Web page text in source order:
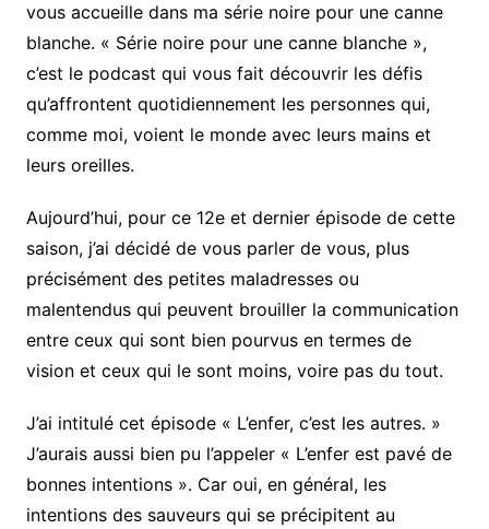
vous accueille dans ma série noire pour une canne
blanche. « Série noire pour une canne blanche »,
c’est le podcast qui vous fait découvrir les défis
qu’affrontent quotidiennement les personnes qui,
comme moi, voient le monde avec leurs mains et
leurs oreilles.
Aujourd’hui, pour ce 12e et dernier épisode de cette
saison, j’ai décidé de vous parler de vous, plus
précisément des petites maladresses ou
malentendus qui peuvent brouiller la communication
entre ceux qui sont bien pourvus en termes de
vision et ceux qui le sont moins, voire pas du tout.
J’ai intitulé cet épisode « L’enfer, c’est les autres. »
J’aurais aussi bien pu l’appeler « L’enfer est pavé de
bonnes intentions ». Car oui, en général, les
intentions des sauveurs qui se précipitent au